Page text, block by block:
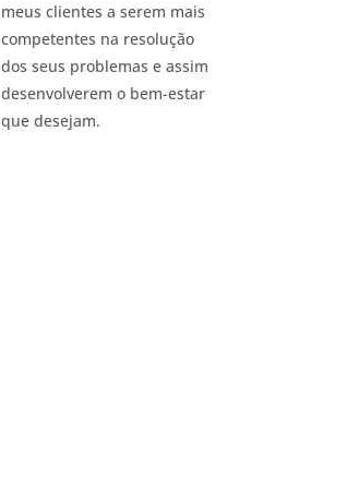
meus clientes a serem mais
competentes na resolução
dos seus problemas e assim
desenvolverem o bem-estar
que desejam.